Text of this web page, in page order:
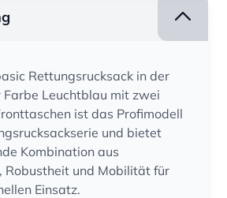
Rettungsrucksack in der
Farbe Leuchtblau mit zwei
ist das Profimodell
und bietet
Kombination aus
Robustheit und Mobilität für
Einsatz.